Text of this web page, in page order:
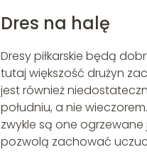
Dres na halę
Dresy piłkarskie będą
tutaj większość drużyn
jest również
południu, a nie
zwykle są one ogrzewane
pozwolą zachować